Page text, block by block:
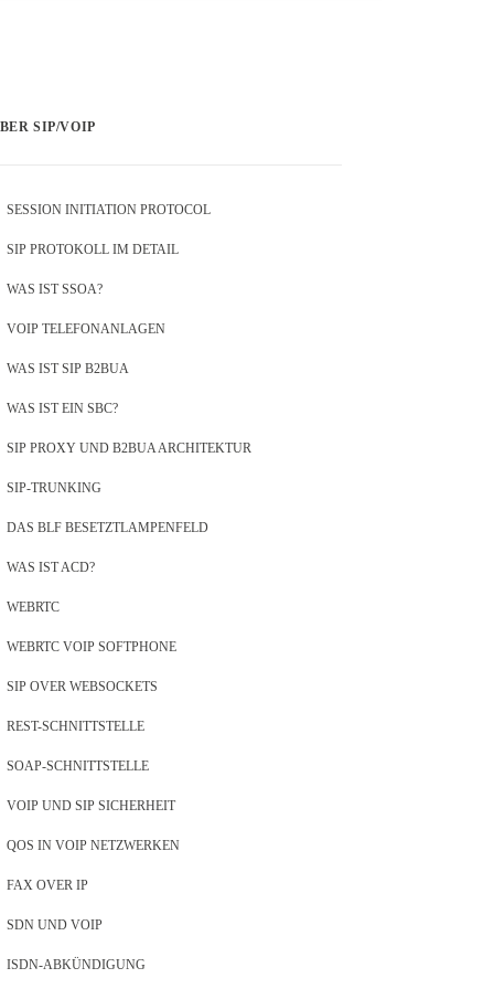
SIP/VOIP
SESSION INITIATION PROTOCOL
SIP PROTOKOLL IM DETAIL
WAS IST SSOA?
VOIP TELEFONANLAGEN
WAS IST SIP B2BUA
WAS IST EIN SBC?
SIP PROXY UND B2BUA ARCHITEKTUR
SIP-TRUNKING
DAS BLF BESETZTLAMPENFELD
WAS IST ACD?
WEBRTC
WEBRTC VOIP SOFTPHONE
SIP OVER WEBSOCKETS
REST-SCHNITTSTELLE
SOAP-SCHNITTSTELLE
VOIP UND SIP SICHERHEIT
QOS IN VOIP NETZWERKEN
FAX OVER IP
SDN UND VOIP
ISDN-ABKÜNDIGUNG